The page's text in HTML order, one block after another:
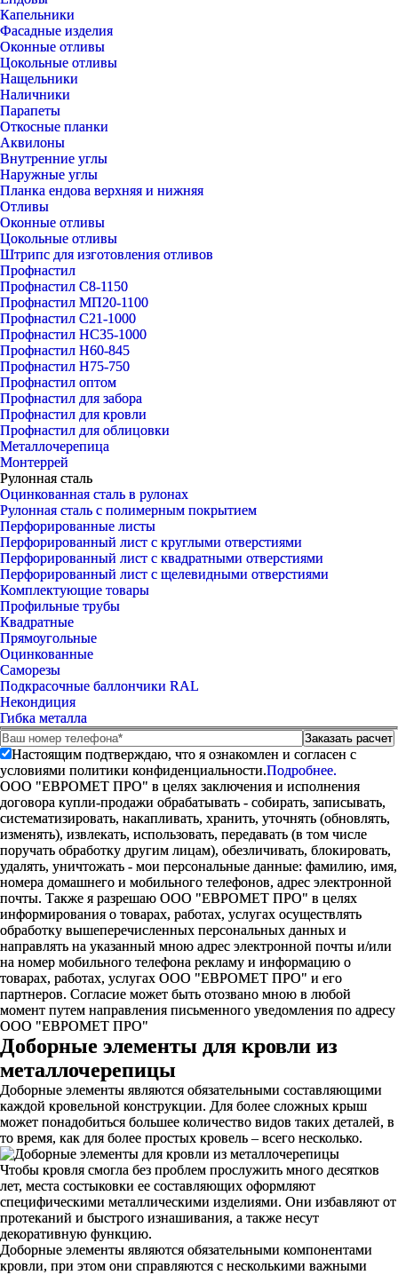
Капельники
Фасадные изделия
Оконные отливы
Цокольные отливы
Нащельники
Наличники
Парапеты
Откосные планки
Аквилоны
Внутренние углы
Наружные углы
Планка ендова верхняя и нижняя
Отливы
Оконные отливы
Цокольные отливы
Штрипс для изготовления отливов
Профнастил
Профнастил С8-1150
Профнастил МП20-1100
Профнастил С21-1000
Профнастил НС35-1000
Профнастил Н60-845
Профнастил Н75-750
Профнастил оптом
Профнастил для забора
Профнастил для кровли
Профнастил для облицовки
Металлочерепица
Монтеррей
Рулонная сталь
Оцинкованная сталь в рулонах
Рулонная сталь с полимерным покрытием
Перфорированные листы
Перфорированный лист с круглыми отверстиями
Перфорированный лист с квадратными отверстиями
Перфорированный лист с щелевидными отверстиями
Комплектующие товары
Профильные трубы
Квадратные
Прямоугольные
Оцинкованные
Саморезы
Подкрасочные баллончики RAL
Некондиция
Гибка металла
Настоящим подтверждаю, что я ознакомлен и согласен с
условиями политики конфиденциальности.Подробнее.
ООО "ЕВРОМЕТ ПРО" в целях заключения и исполнения
договора купли-продажи обрабатывать - собирать, записывать,
систематизировать, накапливать, хранить, уточнять (обновлять,
изменять), извлекать, использовать, передавать (в том числе
поручать обработку другим лицам), обезличивать, блокировать,
удалять, уничтожать - мои персональные данные: фамилию, имя,
номера домашнего и мобильного телефонов, адрес электронной
почты. Также я разрешаю ООО "ЕВРОМЕТ ПРО" в целях
информирования о товарах, работах, услугах осуществлять
обработку вышеперечисленных персональных данных и
направлять на указанный мною адрес электронной почты и/или
на номер мобильного телефона рекламу и информацию о
товарах, работах, услугах ООО "ЕВРОМЕТ ПРО" и его
партнеров. Согласие может быть отозвано мною в любой
момент путем направления письменного уведомления по адресу
ООО "ЕВРОМЕТ ПРО"
Доборные элементы для кровли из
металлочерепицы
Доборные элементы являются обязательными составляющими
каждой кровельной конструкции. Для более сложных крыш
может понадобиться большее количество видов таких деталей, в
то время, как для более простых кровель – всего несколько.
Чтобы кровля смогла без проблем прослужить много десятков
лет, места состыковки ее составляющих оформляют
специфическими металлическими изделиями. Они избавляют от
протеканий и быстрого изнашивания, а также несут
декоративную функцию.
Доборные элементы являются обязательными компонентами
кровли, при этом они справляются с несколькими важными